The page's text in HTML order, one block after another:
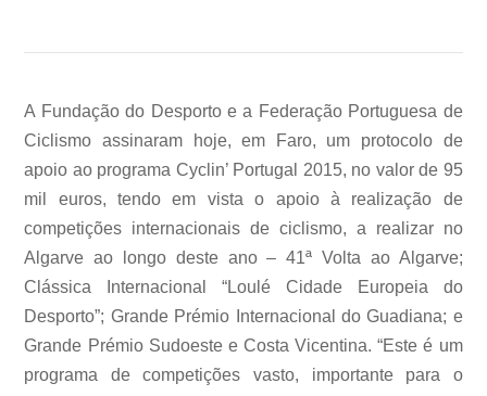
A Fundação do Desporto e a Federação Portuguesa de
Ciclismo assinaram hoje, em Faro, um protocolo de
apoio ao programa Cyclin’ Portugal 2015, no valor de 95
mil euros, tendo em vista o apoio à realização de
competições internacionais de ciclismo, a realizar no
Algarve ao longo deste ano – 41ª Volta ao Algarve;
Clássica Internacional “Loulé Cidade Europeia do
Desporto”; Grande Prémio Internacional do Guadiana; e
Grande Prémio Sudoeste e Costa Vicentina. “Este é um
programa de competições vasto, importante para o